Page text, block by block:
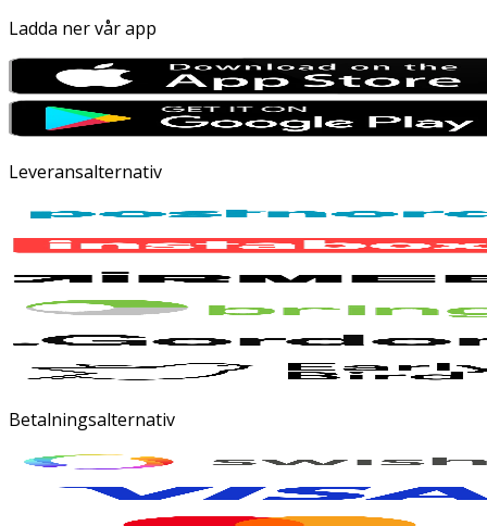
Ladda ner vår app
Leveransalternativ
Betalningsalternativ